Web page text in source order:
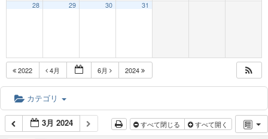
28 29 30 31
2022 4月 6月 2024
カテゴリ
3月 2024 すべて閉じる すべて開く